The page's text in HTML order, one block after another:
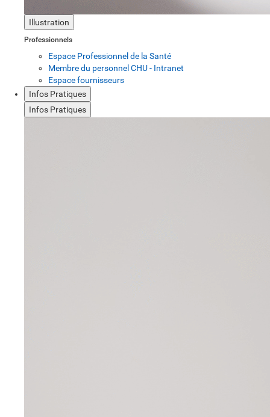
Illustration
Professionnels
Espace Professionnel de la Santé
Membre du personnel CHU - Intranet
Espace fournisseurs
Infos Pratiques
Infos Pratiques